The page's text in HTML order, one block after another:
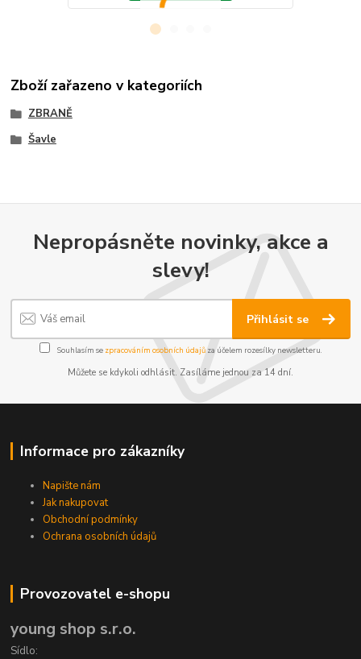
Zboží zařazeno v kategoriích
ZBRANĚ
Šavle
Nepropásněte novinky, akce a
slevy!
Přihlásit se
Souhlasím se zpracováním osobních údajůza účelem rozesílky newsletteru.
Můžete se kdykoli odhlásit. Zasíláme jednou za 14 dní.
Informace pro zákazníky
Napište nám
Jak nakupovat
Obchodní podmínky
Ochrana osobních údajů
Provozovatel e-shopu
young shop s.r.o.
Sídlo: